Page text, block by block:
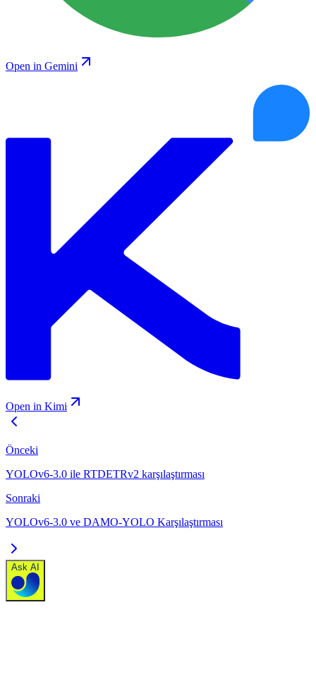
Open in Gemini
Open in Kimi
Önceki
YOLOv6-3.0 ile RTDETRv2 karşılaştırması
Sonraki
YOLOv6-3.0 ve DAMO-YOLO Karşılaştırması
Ask AI